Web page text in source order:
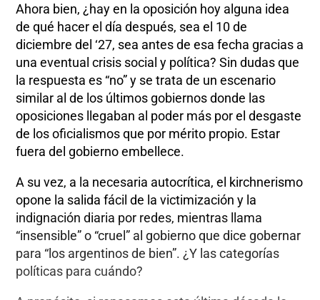
Ahora bien, ¿hay en la oposición hoy alguna idea
de qué hacer el día después, sea el 10 de
diciembre del ‘27, sea antes de esa fecha gracias a
una eventual crisis social y política? Sin dudas que
la respuesta es “no” y se trata de un escenario
similar al de los últimos gobiernos donde las
oposiciones llegaban al poder más por el desgaste
de los oficialismos que por mérito propio. Estar
fuera del gobierno embellece.
A su vez, a la necesaria autocrítica, el kirchnerismo
opone la salida fácil de la victimización y la
indignación diaria por redes, mientras llama
“insensible” o “cruel” al gobierno que dice gobernar
para “los argentinos de bien”. ¿Y las categorías
políticas para cuándo?